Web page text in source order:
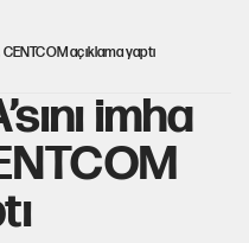
açıklama yaptı
imha